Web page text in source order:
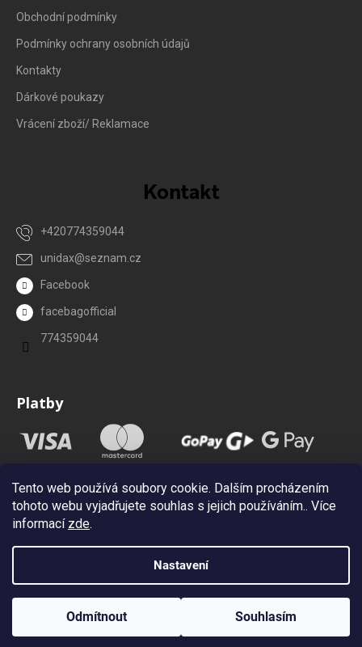
Tento web používá soubory cookie. Dalším procházením
tohoto webu vyjadřujete souhlas s jejich používáním.. Více
informací zde.
Nastavení
Odmítnout Souhlasím
Obchodní podmínky
Podmínky ochrany osobních údajů
Kontakty
Dárkové poukazy
Vrácení zboží/ Reklamace
Kontakt
unidax@seznam.cz
+420774359044
Facebook
facebagofficial
774359044
Platby
. Všechna práva vyhrazena.
Newsletter (Sleva 10%)